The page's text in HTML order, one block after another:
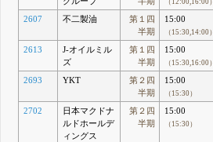
（12:00,16:00）
2607 不二製油
第１四
半期
15:00
（15:30,14:00）
2613
J-オイルミル
ズ
第１四
半期
15:00
（15:30,16:00）
2693 YKT
第２四
半期
15:00
（15:30）
2702
日本マクドナ
ルドホールデ
ィングス
第２四
半期
15:00
（15:30）